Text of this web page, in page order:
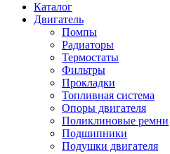
Каталог
Двигатель
Помпы
Радиаторы
Термостаты
Фильтры
Прокладки
Топливная система
Опоры двигателя
Поликлиновые ремни
Подшипники
Подушки двигателя